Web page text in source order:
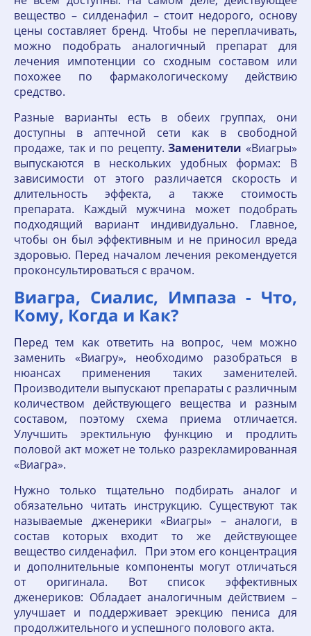
вещество – силденафил – стоит недорого, основу
цены составляет бренд. Чтобы не переплачивать,
можно подобрать аналогичный препарат для
лечения импотенции со сходным составом или
похожее по фармакологическому действию
средство.
Разные варианты есть в обеих группах, они
доступны в аптечной сети как в свободной
продаже, так и по рецепту.Заменители «Виагры»
выпускаются в нескольких удобных формах: В
зависимости от этого различается скорость и
длительность эффекта, а также стоимость
препарата. Каждый мужчина может подобрать
подходящий вариант индивидуально. Главное,
чтобы он был эффективным и не приносил вреда
здоровью. Перед началом лечения рекомендуется
проконсультироваться с врачом.
Виагра, Сиалис, Импаза - Что,
Кому, Когда и Как?
Перед тем как ответить на вопрос, чем можно
заменить «Виагру», необходимо разобраться в
нюансах применения таких заменителей.
Производители выпускают препараты с различным
количеством действующего вещества и разным
составом, поэтому схема приема отличается.
Улучшить эректильную функцию и продлить
половой акт может не только разрекламированная
«Виагра».
Нужно только тщательно подбирать аналог и
обязательно читать инструкцию. Существуют так
называемые дженерики «Виагры» – аналоги, в
состав которых входит то же действующее
вещество силденафил. При этом его концентрация
и дополнительные компоненты могут отличаться
от оригинала. Вот список эффективных
дженериков: Обладает аналогичным действием –
улучшает и поддерживает эрекцию пениса для
продолжительного и успешного полового акта.